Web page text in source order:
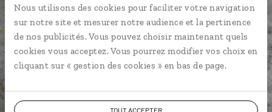
Nous utilisons des cookies pour faciliter votre navigation
sur notre site et mesurer notre audience et la pertinence
de nos publicités. Vous pouvez choisir maintenant quels
cookies vous acceptez. Vous pourrez modifier vos choix en
cliquant sur « gestion des cookies » en bas de page.
TOUT ACCEPTER
téléphone.
Vous gardez le même interlocuteur avant,
pendant et après votre voyage.
DEMANDER UN DEVIS